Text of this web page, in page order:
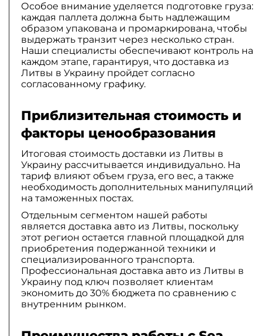
Особое внимание уделяется подготовке груза:
каждая паллета должна быть надлежащим
образом упакована и промаркирована, чтобы
выдержать транзит через несколько стран.
Наши специалисты обеспечивают контроль на
каждом этапе, гарантируя, что доставка из
Литвы в Украину пройдет согласно
согласованному графику.
Приблизительная стоимость и
факторы ценообразования
Итоговая стоимость доставки из Литвы в
Украину рассчитывается индивидуально. На
тариф влияют объем груза, его вес, а также
необходимость дополнительных манипуляций
на таможенных постах.
Отдельным сегментом нашей работы
является доставка авто из Литвы, поскольку
этот регион остается главной площадкой для
приобретения подержанной техники и
специализированного транспорта.
Профессиональная доставка авто из Литвы в
Украину под ключ позволяет клиентам
экономить до 30% бюджета по сравнению с
внутренним рынком.